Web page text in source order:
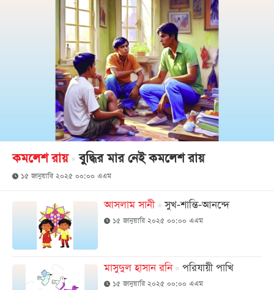
বিভাগ
কমলেশ রায় বুদ্ধির মার নেই কমলেশ রায়
১৫ জানুয়ারি ২০২৫ ০০:০০ এএম
আসলাম সানী সুখ-শান্তি-আনন্দে
১৫ জানুয়ারি ২০২৫ ০০:০০ এএম
মাসুদুল হাসান রনি পরিযায়ী পাখি
১৫ জানুয়ারি ২০২৫ ০০:০০ এএম